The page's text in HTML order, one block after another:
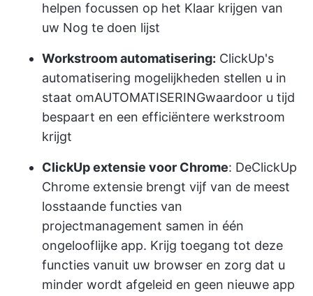
helpen focussen op het Klaar krijgen van
uw Nog te doen lijst
Workstroom automatisering: ClickUp's
automatisering mogelijkheden stellen u in
staat omAUTOMATISERINGwaardoor u tijd
bespaart en een efficiëntere werkstroom
krijgt
ClickUp extensie voor Chrome: DeClickUp
Chrome extensie brengt vijf van de meest
losstaande functies van
projectmanagement samen in één
ongelooflijke app. Krijg toegang tot deze
functies vanuit uw browser en zorg dat u
minder wordt afgeleid en geen nieuwe app